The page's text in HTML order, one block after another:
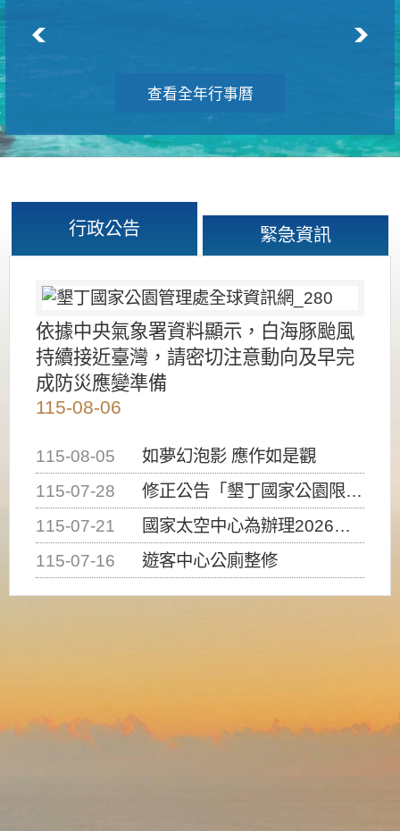
查看全年行事曆
行政公告 緊急資訊
依據中央氣象署資料顯示，白海豚颱風
持續接近臺灣，請密切注意動向及早完
成防災應變準備
115-08-06
115-08-05
如夢幻泡影 應作如是觀
115-07-28
修正公告「墾丁國家公園限制水域遊憩活動之種類、範圍、時間及行為」，自即日生效。
115-07-21
國家太空中心為辦理2026台灣盃火箭競賽，陸、海、空域警戒及協調相關事宜，因颱風備案事宜
115-07-16
遊客中心公廁整修